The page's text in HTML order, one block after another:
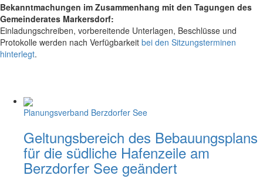
Bekanntmachungen im Zusammenhang mit den Tagungen des
Gemeinderates Markersdorf:
Einladungschreiben, vorbereitende Unterlagen, Beschlüsse und
Protokolle werden nach Verfügbarkeit bei den Sitzungsterminen
hinterlegt.
Planungsverband Berzdorfer See
Geltungsbereich des Bebauungsplans
für die südliche Hafenzeile am
Berzdorfer See geändert